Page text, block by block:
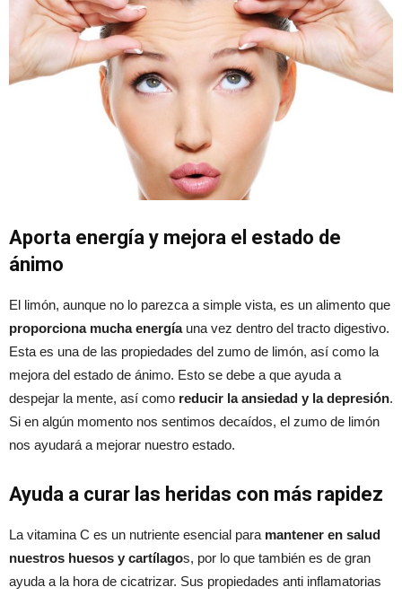
Aporta energía y mejora el estado de
ánimo
El limón, aunque no lo parezca a simple vista, es un alimento que
proporciona mucha energíauna vez dentro del tracto digestivo.
Esta es una de las propiedades del zumo de limón, así como la
mejora del estado de ánimo. Esto se debe a que ayuda a
despejar la mente, así como reducir la ansiedad y la depresión.
Si en algún momento nos sentimos decaídos, el zumo de limón
nos ayudará a mejorar nuestro estado.
Ayuda a curar las heridas con más rapidez
La vitamina C es un nutriente esencial para mantener en salud
nuestros huesos y cartílagos, por lo que también es de gran
ayuda a la hora de cicatrizar. Sus propiedades anti inflamatorias